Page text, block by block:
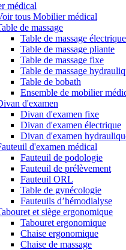
médical
tous Mobilier médical
de massage
Table de massage électrique
Table de massage pliante
Table de massage fixe
Table de massage
Table de bobath
Ensemble de mobilier
d'examen
Divan d'examen fixe
Divan d'examen électrique
Divan d'examen
d'examen médical
Fauteuil de podologie
Fauteuil de prélèvement
Fauteuil ORL
Table de gynécologie
Fauteuils d’hémodialyse
et siège ergonomique
Tabouret ergonomique
Chaise ergonomique
Chaise de massage